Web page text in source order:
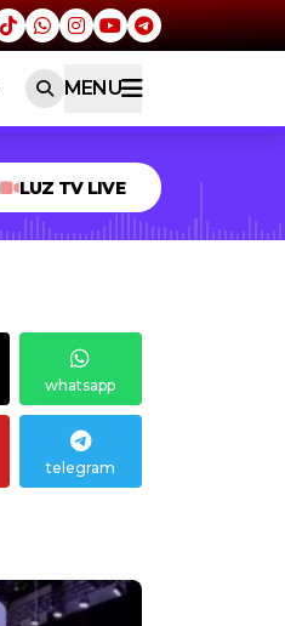
MENU
LUZ TV LIVE
whatsapp
telegram